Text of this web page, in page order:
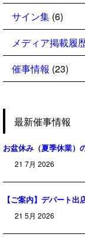
サイン集 (6)
メディア掲載履
催事情報 (23)
最新催事情報
お盆休み（夏季休業）
21 7月 2026
【ご案内】デパート
21 5月 2026